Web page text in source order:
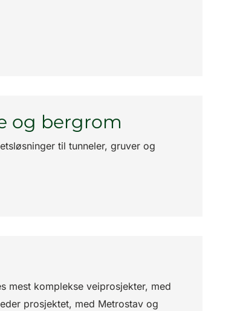
og bergrom
til tunneler, gruver og
mest komplekse veiprosjekter, med
prosjektet, med Metrostav og